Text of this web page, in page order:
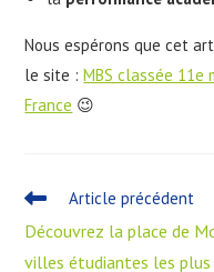
Nous espérons que cet
le site :MBS classée 11e
France 😉
Article précédent
Découvrez la place de
villes étudiantes les plus